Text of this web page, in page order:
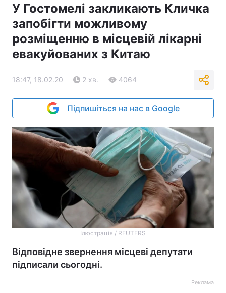
У Гостомелі закликають Кличка
запобігти можливому
розміщенню в місцевій лікарні
евакуйованих з Китаю
18:47, 18.02.20 2 хв. 4064
Підпишіться на нас в Google
Ілюстрація / REUTERS
Відповідне звернення місцеві депутати
підписали сьогодні.
Реклама